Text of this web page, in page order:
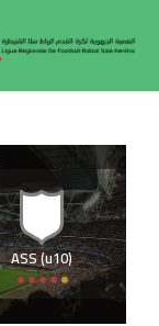
ASS (u10)